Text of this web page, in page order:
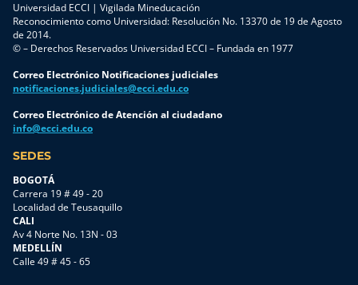
Universidad ECCI | Vigilada Mineducación
Reconocimiento como Universidad: Resolución No. 13370 de 19 de Agosto
de 2014.
© – Derechos Reservados Universidad ECCI – Fundada en 1977
Correo Electrónico Notificaciones judiciales
notificaciones.judiciales@ecci.edu.co
Correo Electrónico de Atención al ciudadano
info@ecci.edu.co
SEDES
BOGOTÁ
Carrera 19 # 49 - 20
Localidad de Teusaquillo
CALI
Av 4 Norte No. 13N - 03
MEDELLÍN
Calle 49 # 45 - 65